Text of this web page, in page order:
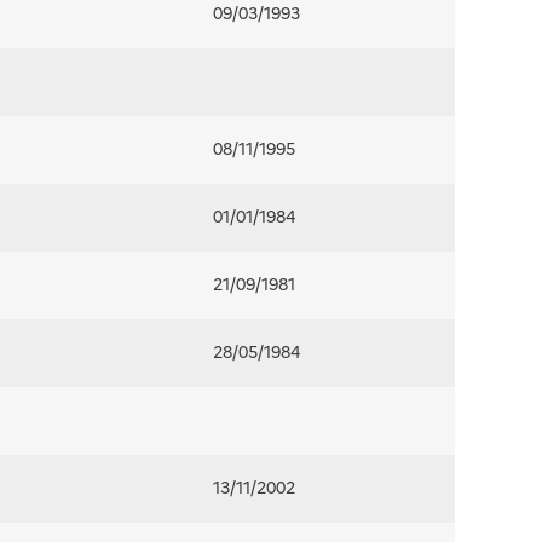
09/03/1993
08/11/1995
01/01/1984
21/09/1981
28/05/1984
13/11/2002